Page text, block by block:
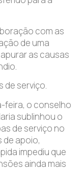
com as
de uma
as causas
de serviço.
feira, o conselho
sublinhou o
de serviço no
de apoio,
impediu que
ainda mais